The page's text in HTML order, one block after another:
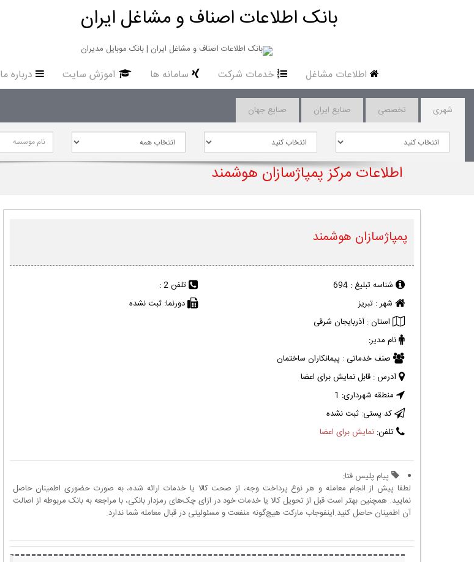
بانک اطلاعات اصناف و مشاغل ایران
اطلاعات مشاغل خدمات شرکت سامانه ها آموزش سایت درباره ما
شهری تخصصی صنایع ایران صنایع جهان
اطلاعات مرکز پمپاژسازان هوشمند
پمپاژسازان هوشمند
شناسه تبلیغ : 694
شهر : تبریز
استان : آذربایجان شرقی
نام مدیر:
صنف خدماتی : پیمانکاران ساختمان
آدرس : قابل نمایش برای اعضا
منطقه شهرداری: 1
کد پستی: ثبت نشده
تلفن: نمایش برای اعضا
تلفن 2 :
دورنما: ثبت نشده
پیام پلیس فتا:
لطفا پیش از انجام معامله و هر نوع پرداخت وجه، از صحت کالا یا خدمات ارائه شده، به صورت حضوری اطمینان حاصل
نمایید. همچنین بهتر است قبل از تحویل کالا یا خدمات خود در ازای چک‌های رمزدار بانکی، با مراجعه به بانک مربوطه از اصالت
آن اطمینان حاصل کنید.اینفوجاب مارکت هیچ‌گونه منفعت و مسئولیتی در قبال معامله شما ندارد.